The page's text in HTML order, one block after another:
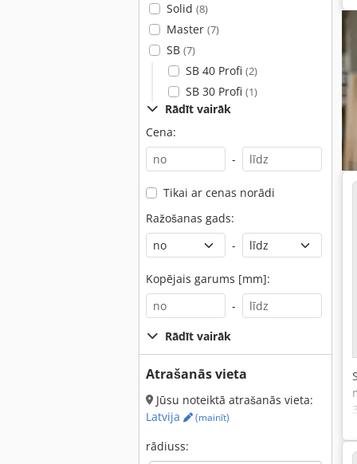
Solid (8)
Master (7)
SB (7)
SB 40 Profi (2)
SB 30 Profi (1)
Rādīt vairāk
Cena:
-
Tikai ar cenas norādi
Ražošanas gads:
-
Kopējais garums [mm]:
-
Rādīt vairāk
Atrašanās vieta
Jūsu noteiktā atrašanās vieta:
Latvija
(mainīt)
rādiuss: